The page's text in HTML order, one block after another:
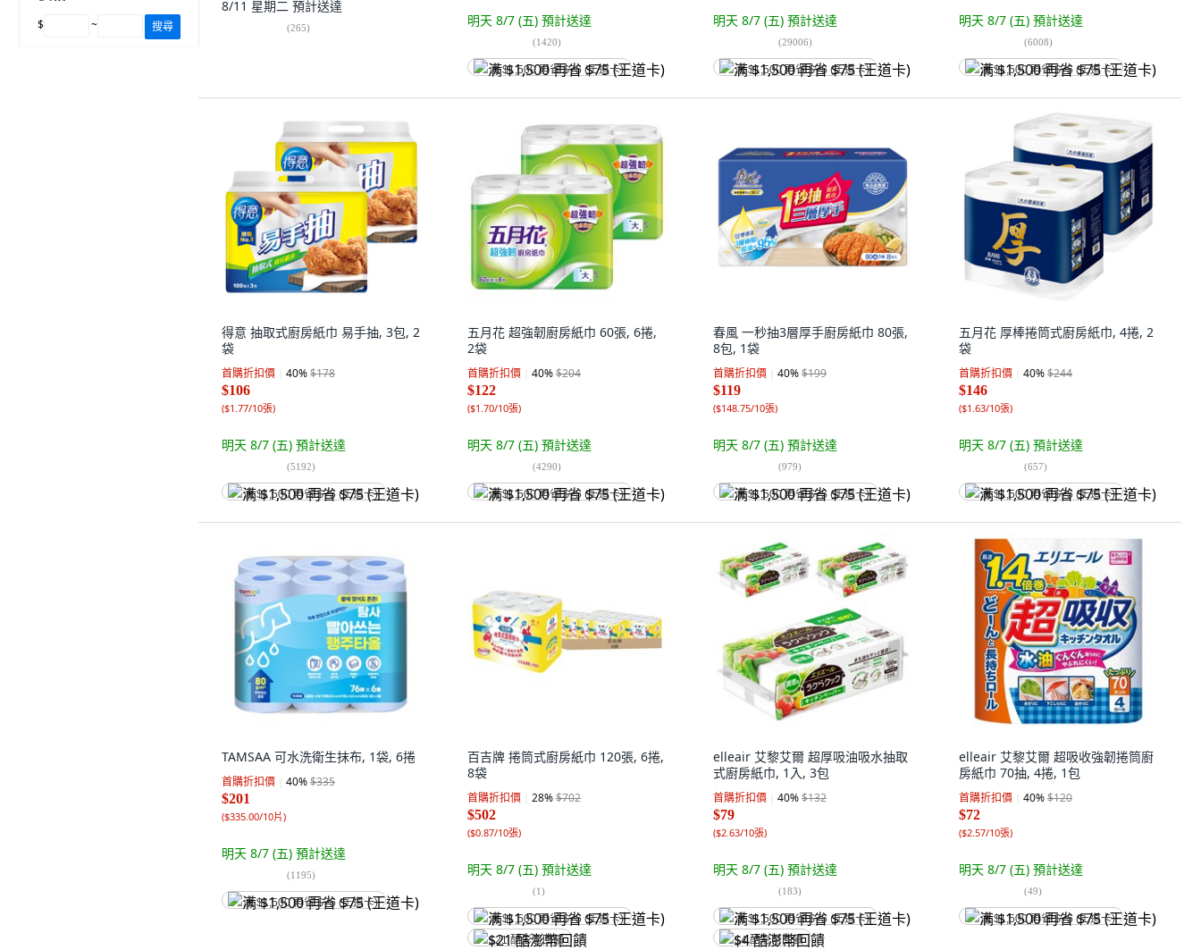
$ ~ 搜尋
8/11 星期二 預計送達
(265) 明天 8/7 (五) 預計送達
(1420)
满 $1,500 再省 $75 (王道卡)
明天 8/7 (五) 預計送達
(29006)
满 $1,500 再省 $75 (王道卡)
明天 8/7 (五) 預計送達
(6008)
满 $1,500 再省 $75 (王道卡)
得意 抽取式廚房紙巾 易手抽, 3包, 2
袋
首購折扣價 40%$178
$106
($1.77/10張)
明天 8/7 (五) 預計送達
(5192)
满 $1,500 再省 $75 (王道卡)
五月花 超強韌廚房紙巾 60張, 6捲,
2袋
首購折扣價 40%$204
$122
($1.70/10張)
明天 8/7 (五) 預計送達
(4290)
满 $1,500 再省 $75 (王道卡)
春風 一秒抽3層厚手廚房紙巾 80張,
8包, 1袋
首購折扣價 40%$199
$119
($148.75/10張)
明天 8/7 (五) 預計送達
(979)
满 $1,500 再省 $75 (王道卡)
五月花 厚棒捲筒式廚房紙巾, 4捲, 2
袋
首購折扣價 40%$244
$146
($1.63/10張)
明天 8/7 (五) 預計送達
(657)
满 $1,500 再省 $75 (王道卡)
TAMSAA 可水洗衛生抹布, 1袋, 6捲
首購折扣價 40%$335
$201
($335.00/10片)
明天 8/7 (五) 預計送達
(1195)
满 $1,500 再省 $75 (王道卡)
百吉牌 捲筒式廚房紙巾 120張, 6捲,
8袋
首購折扣價 28%$702
$502
($0.87/10張)
明天 8/7 (五) 預計送達
(1)
满 $1,500 再省 $75 (王道卡)
$21 酷澎幣回饋
elleair 艾黎艾爾 超厚吸油吸水抽取
式廚房紙巾, 1入, 3包
首購折扣價 40%$132
$79
($2.63/10張)
明天 8/7 (五) 預計送達
(183)
满 $1,500 再省 $75 (王道卡)
$4 酷澎幣回饋
elleair 艾黎艾爾 超吸收強韌捲筒廚
房紙巾 70抽, 4捲, 1包
首購折扣價 40%$120
$72
($2.57/10張)
明天 8/7 (五) 預計送達
(49)
满 $1,500 再省 $75 (王道卡)